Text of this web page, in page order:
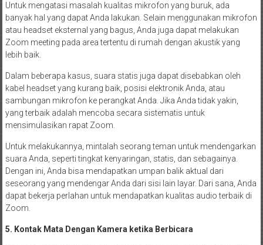
Untuk mengatasi masalah kualitas mikrofon yang buruk, ada
banyak hal yang dapat Anda lakukan. Selain menggunakan mikrofon
atau headset eksternal yang bagus, Anda juga dapat melakukan
Zoom meeting pada area tertentu di rumah dengan akustik yang
lebih baik.
Dalam beberapa kasus, suara statis juga dapat disebabkan oleh
kabel headset yang kurang baik, posisi elektronik Anda, atau
sambungan mikrofon ke perangkat Anda. Jika Anda tidak yakin,
yang terbaik adalah mencoba secara sistematis untuk
mensimulasikan rapat Zoom.
Untuk melakukannya, mintalah seorang teman untuk mendengarkan
suara Anda, seperti tingkat kenyaringan, statis, dan sebagainya.
Dengan ini, Anda bisa mendapatkan umpan balik aktual dari
seseorang yang mendengar Anda dari sisi lain layar. Dari sana, Anda
dapat bekerja perlahan untuk mendapatkan kualitas audio terbaik di
Zoom.
5. Kontak Mata Dengan Kamera ketika Berbicara